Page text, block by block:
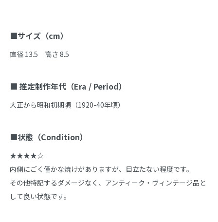
商品説明
■サイズ（cm）
直径 13.5　高さ 8.5
■ 推定制作年代（Era / Period）
大正から昭和初期頃（1920-40年頃）
■状態（Condition）
★★★★☆
内側にごく僅かな焼けがありますが、目立たない程度です。
その他特記するダメージなく、アンティーク・ヴィンテージ品と
して良い状態です。